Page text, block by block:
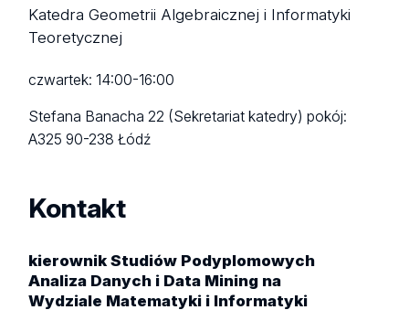
Katedra Geometrii Algebraicznej i Informatyki
Teoretycznej
czwartek: 14:00-16:00
Stefana Banacha 22 (Sekretariat katedry)pokój:
A32590-238 Łódź
Kontakt
kierownik Studiów Podyplomowych
Analiza Danych i Data Mining na
Wydziale Matematyki i Informatyki